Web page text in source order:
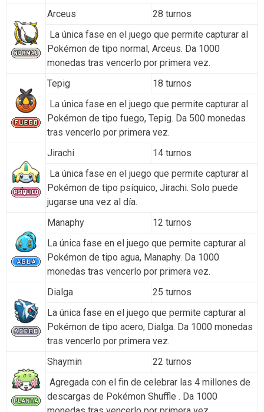
Pokémon Shuffle.
Megaturbo
Regalo para
conmemorar la
primera Fase
8 de Junio
– 6 de
07073180 1 Ataque ↑
Agosto –
28 de
Agosto del
2015
Get☆TV
07080704 1 Frenainter.
8 de
de
Septiembre
del 2014
Pokémon
Get☆TV
Arceus
28 turnos
La única fase en el juego que permite capturar al
Pokémon de tipo normal, Arceus. Da 1000
monedas tras vencerlo por primera vez.
Tepig
18 turnos
La única fase en el juego que permite capturar al
Pokémon de tipo fuego, Tepig. Da 500 monedas
tras vencerlo por primera vez.
Jirachi
14 turnos
La única fase en el juego que permite capturar al
Pokémon de tipo psíquico, Jirachi. Solo puede
jugarse una vez al día.
Manaphy
12 turnos
La única fase en el juego que permite capturar al
Pokémon de tipo agua, Manaphy. Da 1000
monedas tras vencerlo por primera vez.
Dialga
25 turnos
La única fase en el juego que permite capturar al
Pokémon de tipo acero, Dialga. Da 1000 monedas
tras vencerlo por primera vez.
Shaymin
22 turnos
Agregada con el fin de celebrar las 4 millones de
descargas de Pokémon Shuffle . Da 1000